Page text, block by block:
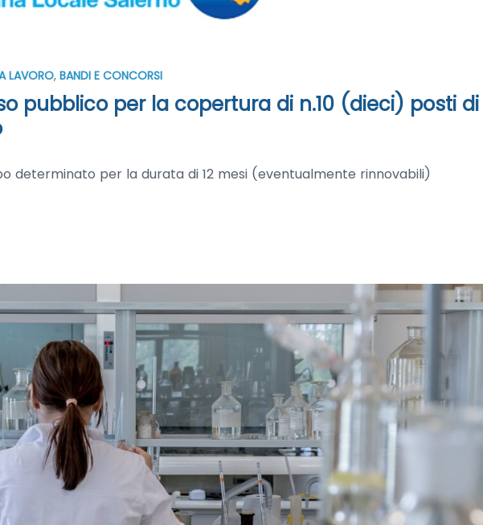
LAVORO, BANDI E CONCORSI
pubblico per la copertura di n.10 (dieci) posti di
determinato per la durata di 12 mesi (eventualmente rinnovabili)